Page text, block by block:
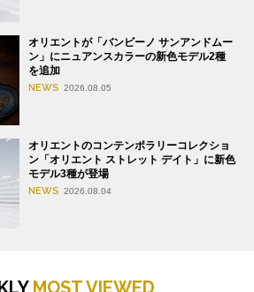
オリエントが「バンビーノ サンアンドムー
ン」にニュアンスカラーの新色モデル2種
を追加
NEWS 2026.08.05
オリエントのコンテンポラリーコレクショ
ン「オリエント ストレット デイト」に新色
モデル3種が登場
NEWS 2026.08.04
MOST VIEWED